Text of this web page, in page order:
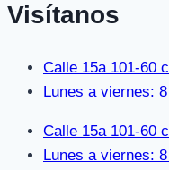
Visítanos
Calle 15a 101-60
Lunes a viernes:
Calle 15a 101-60
Lunes a viernes: